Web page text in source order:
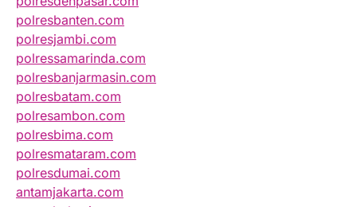
polresbanten.com
polresjambi.com
polressamarinda.com
polresbanjarmasin.com
polresbatam.com
polresambon.com
polresbima.com
polresmataram.com
polresdumai.com
antamjakarta.com